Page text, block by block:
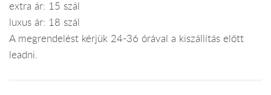
extra ár: 15 szál
luxus ár: 18 szál
A megrendelést kérjük 24-36 órával a kiszállítás előtt
leadni.